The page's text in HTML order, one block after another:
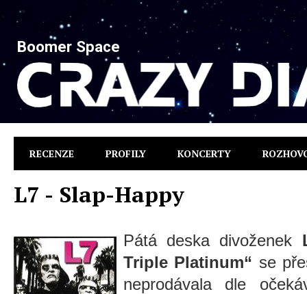
Boomer Space
RECENZE PROFILY KONCERTY
L7 - Slap-Happy
Pátá deska divoženek
Triple Platinum“ se
neprodávala dle